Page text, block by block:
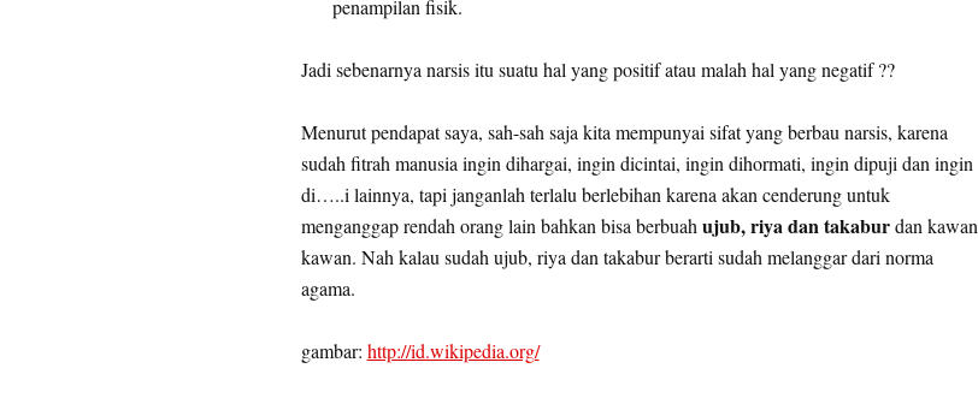
penampilan fisik.
Jadi sebenarnya narsis itu suatu hal yang positif atau malah hal yang negatif ??
Menurut pendapat saya, sah-sah saja kita mempunyai sifat yang berbau narsis, karena
sudah fitrah manusia ingin dihargai, ingin dicintai, ingin dihormati, ingin dipuji dan ingin
di…..i lainnya, tapi janganlah terlalu berlebihan karena akan cenderung untuk
menganggap rendah orang lain bahkan bisa berbuah ujub, riya dan takaburdan kawan
kawan. Nah kalau sudah ujub, riya dan takabur berarti sudah melanggar dari norma
agama.
gambar: http://id.wikipedia.org/